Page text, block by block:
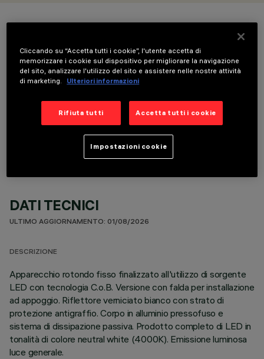
COMPONENTI OPZIONALI
DATI TECNICI
ULTIMO AGGIORNAMENTO: 01/08/2026
DESCRIZIONE
Apparecchio rotondo fisso finalizzato all'utilizzo di sorgente
LED con tecnologia C.o.B. Versione con falda per installazione
ad appoggio. Riflettore verniciato bianco con strato di
protezione antigraffio. Corpo in alluminio pressofuso e
sistema di dissipazione passiva. Prodotto completo di LED in
tonalità di colore neutral white (4000K). Emissione luminosa
luce generale.
Cliccando su “Accetta tutti i cookie”, l'utente accetta di
memorizzare i cookie sul dispositivo per migliorare la navigazione
del sito, analizzare l'utilizzo del sito e assistere nelle nostre attività
di marketing.
Ulteriori informazioni
Rifiuta tutti Accetta tutti i cookie
Impostazioni cookie